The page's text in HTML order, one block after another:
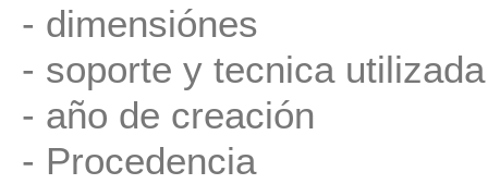
- dimensiónes
- soporte y tecnica
- año de creación
- Procedencia